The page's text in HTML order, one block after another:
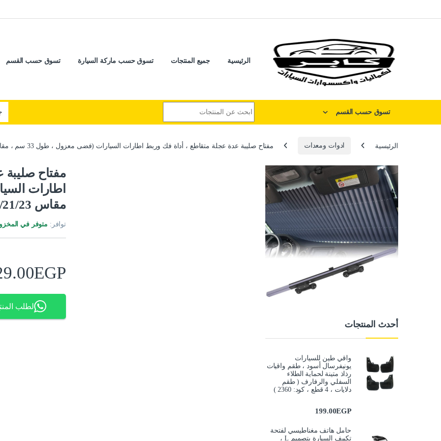
الرئيسية جميع المنتجات تسوق حسب ماركة السيارة تسوق حسب القسم
تسوق حسب القسم
الرئيسية ادوات ومعدات مفتاح صليبة عدة عجلة متقاطع ، أداة فك وربط اطارات السيارات (فضى معزول ، طول 33 سم ، مقاس 17/19/21/23 مم ، كود : 9537)
مفتاح
مقاس 17/19/21/23 مم ، كود : 9537)
توافر: متوفر في
EGP
لطلب
أحدث المنتجات
واقي طين للسيارات
يونيفرسال أسود ، طقم واقيات
رذاذ متينة لحماية الطلاء
السفلي والرفارف ( طقم
دلايات ، 4 قطع ، كود: 2360 )
199.00EGP
حامل هاتف مغناطيسي لفتحة
تكييف السيارة بتصميم L ،